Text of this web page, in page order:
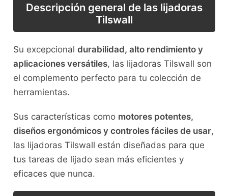
Descripción general de las lijadoras
Tilswall
Su excepcional durabilidad, alto rendimiento y
aplicaciones versátiles, las lijadoras Tilswall son
el complemento perfecto para tu colección de
herramientas.
Sus características como motores potentes,
diseños ergonómicos y controles fáciles de usar,
las lijadoras Tilswall están diseñadas para que
tus tareas de lijado sean más eficientes y
eficaces que nunca.